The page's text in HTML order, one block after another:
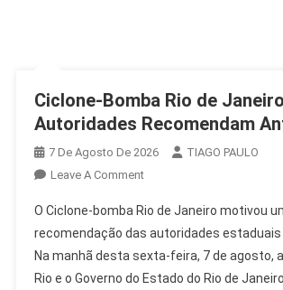
Ciclone-Bomba Rio de
Autoridades Recomendam
7 De Agosto De 2026
TIAGO PAULO
Leave A CommentOn
Bomba
Rio
De
Janeiro:
O Ciclone-bomba Rio de Janeiro motivou
recomendação das autoridades estaduais
Na manhã desta sexta-feira, 7 de agosto,
Rio e o Governo do Estado do Rio de